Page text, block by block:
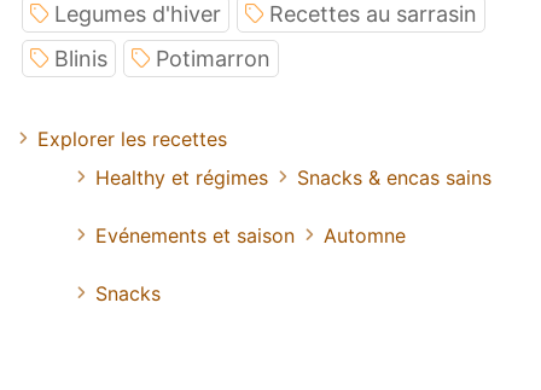
Legumes d'hiver
Recettes au sarrasin
Blinis
Potimarron
Explorer les recettes
Healthy et régimes
Snacks & encas sains
Evénements et saison Automne
Snacks